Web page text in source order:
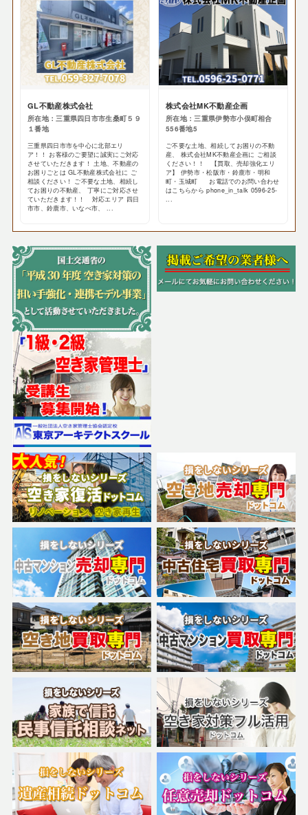
GL不動産株式会社
所在地：三重県四日市市生桑町５９
１番地
三重県四日市市を中心に北部エリ
ア！！ お客様のご要望に誠実にご対応
させていただきます！ 土地、不動産の
お困りごとは GL不動産株式会社に ご
相談ください！ ご不要な土地、相続し
てお困りの不動産、 丁寧にご対応させ
ていただきます！！ 対応エリア 四日
市市、鈴鹿市、いなべ市、 ...
株式会社MK不動産企画
所在地：三重県伊勢市小俣町相合
556番地5
ご不要な土地、相続してお困りの不動
産、 株式会社MK不動産企画に ご相談
ください！！ 【買取、売却強化エリ
ア】 伊勢市・松阪市・鈴鹿市・明和
町・玉城町 お電話でのお問い合わせ
はこちらから phone_in_talk 0596-25-
...